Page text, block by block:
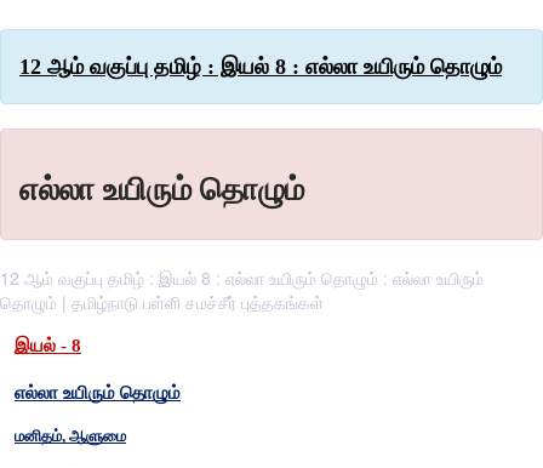
12 ஆம் வகுப்பு தமிழ் : இயல் 8 : எல்லா உயிரும் தொழும்
எல்லா உயிரும் தொழும்
12 ஆம் வகுப்பு தமிழ் : இயல் 8 : எல்லா உயிரும் தொழும் : எல்லா உயிரும்
தொழும் | தமிழ்நாடு பள்ளி சமச்சீர் புத்தகங்கள்